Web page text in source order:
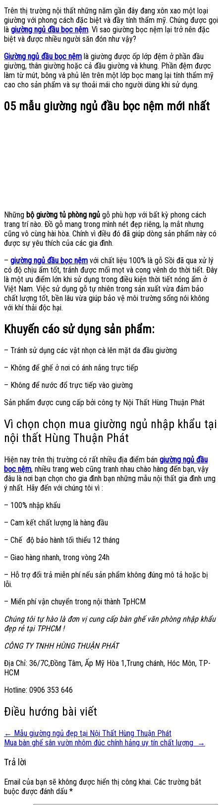
Trên thị trường nội thất những năm gần đây đang xôn xao một loại
giường với phong cách đặc biệt và đầy tính thẩm mỹ. Chúng được gọi
là giường ngủ đầu bọc nệm. Vì sao giường bọc nệm lại trở nên đặc
biệt và được nhiều người săn đón như vậy?
Giường ngủ đầu bọc nệm là giường được ốp lớp đệm ở phần đầu
giường, thân giường hoặc cả đầu giường và khung. Phần đệm được
làm từ mút, bông và phủ lên trên một lớp bọc mang lại tính thẩm mỹ
cao cho sản phẩm và sự thoải mái cho người dùng khi sử dụng.
05 mẫu giường ngủ đầu bọc nệm mới nhất
Những bộ giường tủ phòng ngủ gỗ phù hợp với bất kỳ phong cách
trang trí nào. Đồ gỗ mang trong mình nét đẹp riêng, lạ mắt nhưng
cũng vô cùng hài hòa. Chính vì điều đó đã giúp dòng sản phẩm này có
được sự yêu thích của các gia đình.
– giường ngủ đầu bọc nệm với chất liệu 100% là gỗ Sồi đã qua xử lý
có độ chịu ẩm tốt, tránh được mối mọt và cong vênh do thời tiết. Đây
là một ưu điểm lớn khi sử dụng trong điều kiện thời tiết nóng ẩm ở
Việt Nam. Việc sử dụng gỗ tự nhiên trong sản xuất vừa đảm bảo
chất lượng tốt, bền lâu vừa giúp bảo vệ môi trường sống nói không
với khí thải độc hại.
Khuyến cáo sử dụng sản phẩm:
– Tránh sử dụng các vật nhọn cà lên mặt da đầu giường
– Không để ghế ở nơi có ánh nắng trực tiếp
– Không để nước đổ trực tiếp vào giường
Sản phẩm được cung cấp bởi công ty Nội Thất Hùng Thuận Phát
Vì chọn chọn mua giường ngủ nhập khẩu tại
nội thất Hùng Thuận Phát
Hiện nay trên thị trường có rất nhiều địa điểm bán giường ngủ đầu
bọc nệm, nhiều trang web cũng tranh nhau chào hàng đến bạn, vậy
đâu là nơi bạn chọn cho gia đình bạn những mẫu nội thất gia đình ưng
ý nhất. Hãy đến với chúng tôi vì :
– 100% nhập khẩu
– Cam kết chất lượng là hàng đầu
– Chế độ bảo hành tối thiểu 12 tháng
– Giao hàng nhanh, trong vòng 24h
– Hỗ trợ đổi trả miễn phí nếu sản phẩm không đúng mô tả hoặc bị
lỗi.
– Miển phí vận chuyển trong nội thành TpHCM
Chúng tôi tự hào là đơn vị cung cấp bàn ghế văn phòng nhập khẩu
đẹp rẻ tại TPHCM !
CÔNG TY TNHH HÙNG THUẬN PHÁT
Địa Chỉ: 36/7C,Đồng Tâm, Ấp Mỹ Hòa 1,Trung chánh, Hóc Môn, TP-
HCM
Hotline: 0906 353 646
Điều hướng bài viết
← Mẫu giường ngủ đẹp tại Nội Thất Hùng Thuận Phát
Mua bàn ghế sân vườn nhôm đúc chính hảng uy tín chất lượng →
Trả lời
Email của bạn sẽ không được hiển thị công khai. Các trường bắt
buộc được đánh dấu *